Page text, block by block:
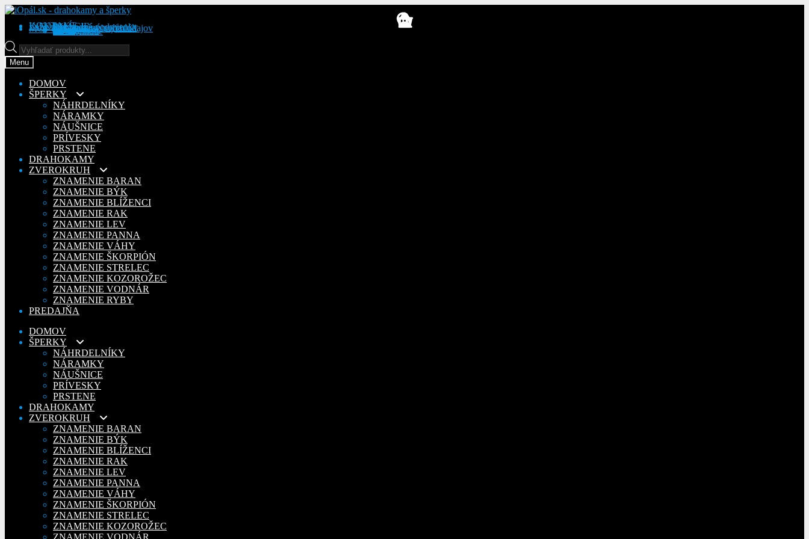
Preskočiť
navigáciu
Preskočiť
obsah
KONTAKT
INFORMÁCIE
Obchodné podmienky
Reklamačný poriadok
Ochrana osobných údajov
MÔJ ÚČETObjednávky
Adresy
Detaily účtu
Na stiahnutie
Products
search
Menu
DOMOV
ŠPERKY
NÁHRDELNÍKY
NÁRAMKY
NÁUŠNICE
PRÍVESKY
PRSTENE
DRAHOKAMY
ZVEROKRUH
ZNAMENIE BARAN
ZNAMENIE BÝK
ZNAMENIE BLÍŽENCI
ZNAMENIE RAK
ZNAMENIE LEV
ZNAMENIE PANNA
ZNAMENIE VÁHY
ZNAMENIE ŠKORPIÓN
ZNAMENIE STRELEC
ZNAMENIE KOZOROŽEC
ZNAMENIE VODNÁR
ZNAMENIE RYBY
PREDAJŇA
DOMOV
ŠPERKY
NÁHRDELNÍKY
NÁRAMKY
NÁUŠNICE
PRÍVESKY
PRSTENE
DRAHOKAMY
ZVEROKRUH
ZNAMENIE BARAN
ZNAMENIE BÝK
ZNAMENIE BLÍŽENCI
ZNAMENIE RAK
ZNAMENIE LEV
ZNAMENIE PANNA
ZNAMENIE VÁHY
ZNAMENIE ŠKORPIÓN
ZNAMENIE STRELEC
ZNAMENIE KOZOROŽEC
ZNAMENIE VODNÁR